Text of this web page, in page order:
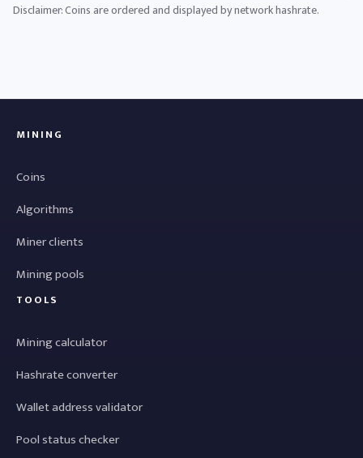
Disclaimer: Coins are ordered and displayed by network hashrate.
MINING
Coins
Algorithms
Miner clients
Mining pools
TOOLS
Mining calculator
Hashrate converter
Wallet address validator
Pool status checker